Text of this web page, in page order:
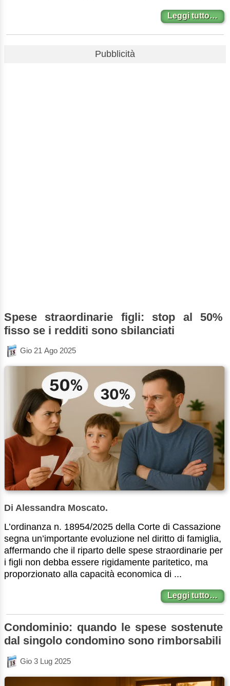
Leggi tutto…
Pubblicità
Spese straordinarie figli: stop al 50%
fisso se i redditi sono sbilanciati
Gio 21 Ago 2025
Di Alessandra Moscato.
L’ordinanza n. 18954/2025 della Corte di Cassazione
segna un’importante evoluzione nel diritto di famiglia,
affermando che il riparto delle spese straordinarie per
i figli non debba essere rigidamente paritetico, ma
proporzionato alla capacità economica di ...
Leggi tutto…
Condominio: quando le spese sostenute
dal singolo condomino sono rimborsabili
Gio 3 Lug 2025